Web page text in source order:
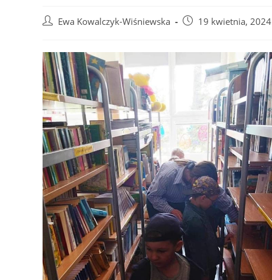
Post Ewa Kowalczyk-Wiśniewska
Post 19 kwietnia, 2024